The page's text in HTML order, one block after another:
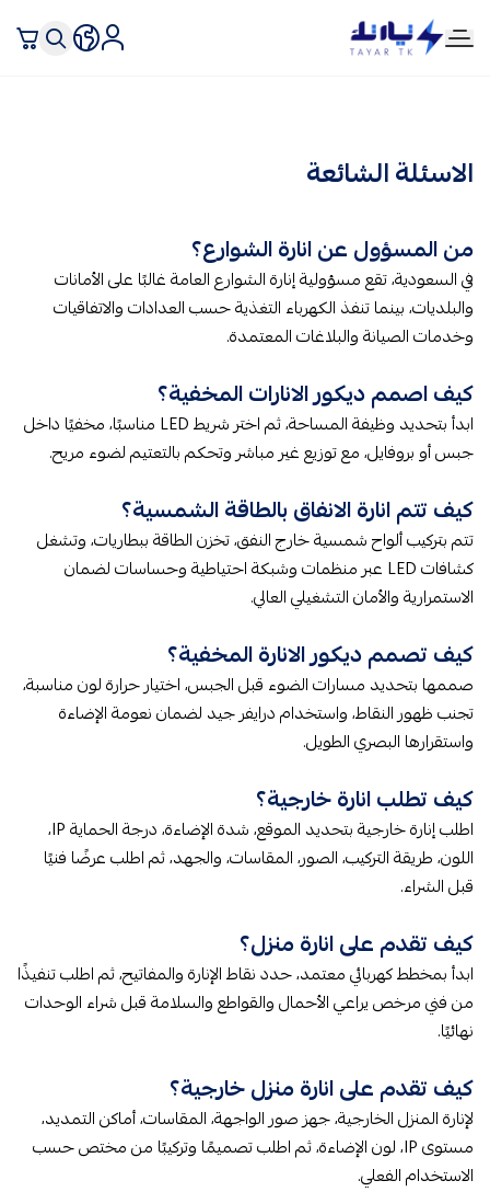
تيار تك إنارة وكهرباء
الاسئلة الشائعة
من المسؤول عن انارة الشوارع؟
في السعودية، تقع مسؤولية إنارة الشوارع العامة غالبًا على الأمانات
والبلديات، بينما تنفذ الكهرباء التغذية حسب العدادات والاتفاقيات
وخدمات الصيانة والبلاغات المعتمدة.
كيف اصمم ديكور الانارات المخفية؟
ابدأ بتحديد وظيفة المساحة، ثم اختر شريط LED مناسبًا، مخفيًا داخل
جبس أو بروفايل، مع توزيع غير مباشر وتحكم بالتعتيم لضوء مريح.
كيف تتم انارة الانفاق بالطاقة الشمسية؟
تتم بتركيب ألواح شمسية خارج النفق، تخزن الطاقة ببطاريات، وتشغل
كشافات LED عبر منظمات وشبكة احتياطية وحساسات لضمان
الاستمرارية والأمان التشغيلي العالي.
كيف تصمم ديكور الانارة المخفية؟
صممها بتحديد مسارات الضوء قبل الجبس، اختيار حرارة لون مناسبة،
تجنب ظهور النقاط، واستخدام درايفر جيد لضمان نعومة الإضاءة
واستقرارها البصري الطويل.
كيف تطلب انارة خارجية؟
اطلب إنارة خارجية بتحديد الموقع، شدة الإضاءة، درجة الحماية IP،
اللون، طريقة التركيب، الصور، المقاسات، والجهد، ثم اطلب عرضًا فنيًا
قبل الشراء.
كيف تقدم على انارة منزل؟
ابدأ بمخطط كهربائي معتمد، حدد نقاط الإنارة والمفاتيح، ثم اطلب تنفيذًا
من فني مرخص يراعي الأحمال والقواطع والسلامة قبل شراء الوحدات
نهائيًا.
كيف تقدم على انارة منزل خارجية؟
لإنارة المنزل الخارجية، جهز صور الواجهة، المقاسات، أماكن التمديد،
مستوى IP، لون الإضاءة، ثم اطلب تصميمًا وتركيبًا من مختص حسب
الاستخدام الفعلي.